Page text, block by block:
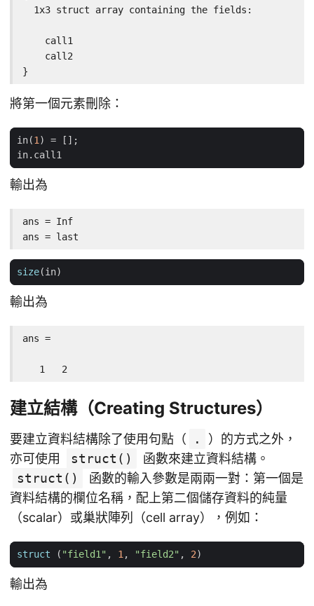
  1x3 struct array containing the fields:
    call1
    call2
}
將第一個元素刪除：
in(1) =
[];
in. call1
輸出為
ans = Inf
ans = last
size(in)
輸出為
ans =
   1   2
建立結構（Creating Structures）
要建立資料結構除了使用句點（ .
）的方式之外，
亦可使用
struct()
函數來建立資料結構。
struct()
函數的輸入參數是兩兩一對：第一個是
資料結構的欄位名稱，配上第二個儲存資料的純量
（scalar）或巢狀陣列（cell array），例如：
struct ( "field1" , 1, "field2" , 2)
輸出為